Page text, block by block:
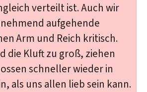
verteilt ist. Auch wir
aufgehende
Arm und Reich kritisch.
die Kluft zu groß, ziehen
schneller wieder in
als uns allen lieb sein kann.